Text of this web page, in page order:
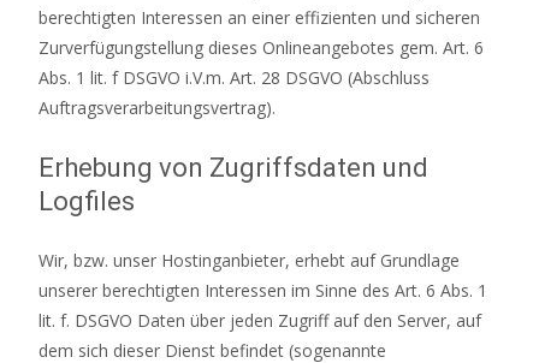
berechtigten Interessen an einer effizienten und sicheren
Zurverfügungstellung dieses Onlineangebotes gem. Art. 6
Abs. 1 lit. f DSGVO i.V.m. Art. 28 DSGVO (Abschluss
Auftragsverarbeitungsvertrag).
Erhebung von Zugriffsdaten und
Logfiles
Wir, bzw. unser Hostinganbieter, erhebt auf Grundlage
unserer berechtigten Interessen im Sinne des Art. 6 Abs. 1
lit. f. DSGVO Daten über jeden Zugriff auf den Server, auf
dem sich dieser Dienst befindet (sogenannte